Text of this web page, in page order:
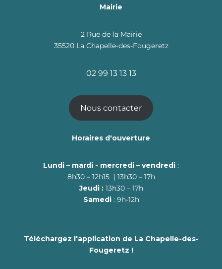
Mairie
2 Rue de la Mairie
35520 La Chapelle-des-Fougeretz
02 99 13 13 13
Nous contacter
Horaires d'ouverture
Lundi – mardi - mercredi – vendredi :
8h30 – 12h15 | 13h30 – 17h
Jeudi :13h30 – 17h
Samedi : 9h-12h
Téléchargez l'application de La Chapelle-des-
Fougeretz !